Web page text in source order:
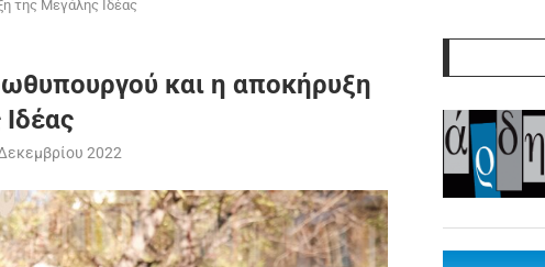
της Μεγάλης Ιδέας
και η αποκήρυξη
2022